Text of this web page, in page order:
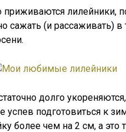
приживаются лилейники,
сажать (и рассаживать) в
долго
успев подготовиться к
более чем на 2 см, а это